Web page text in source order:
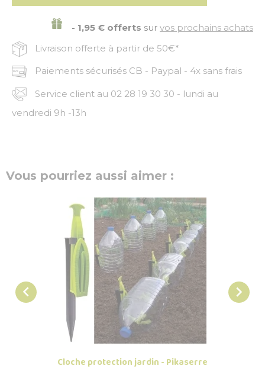
- 1,95 € offerts sur vos prochains achats
Livraison offerte à partir de 50€*
Paiements sécurisés CB - Paypal - 4x sans frais
Service client au 02 28 19 30 30 - lundi au
vendredi 9h -13h
Vous pourriez aussi aimer :

Cloche protection jardin - Pikaserre
